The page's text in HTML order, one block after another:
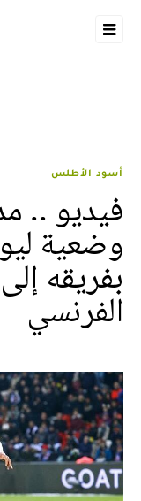
أسود الأطلس
فيديو ..
وضعية
بفريقه
الفرنسي